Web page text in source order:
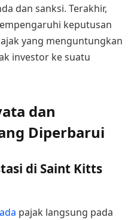
dan sanksi. Terakhir,
keputusan
yang menguntungkan
investor ke suatu
dan
Diperbarui
di Saint Kitts
ada pajak langsung pada